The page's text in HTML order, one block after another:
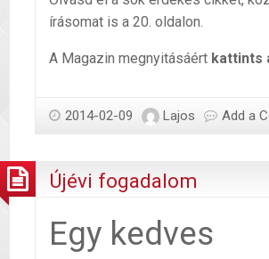
írásomat is a 20. oldalon.
A Magazin megnyitásáért kattints
2014-02-09 Lajos Add a
Újévi fogadalom
Egy kedves